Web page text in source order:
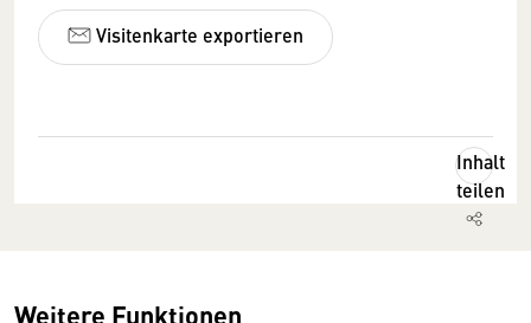
Visitenkarte exportieren
Inhalt
teilen
Weitere Funktionen